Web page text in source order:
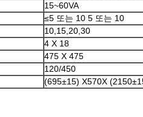
15~60VA
≤5 또는 10 5 또는 10
10,15,20,30
4 X 18
475 X 475
120/450
(695±15) X570X